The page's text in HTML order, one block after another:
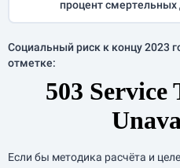
процент
Социальный риск к концу 2023
отметке:
Если бы методика расчёта и